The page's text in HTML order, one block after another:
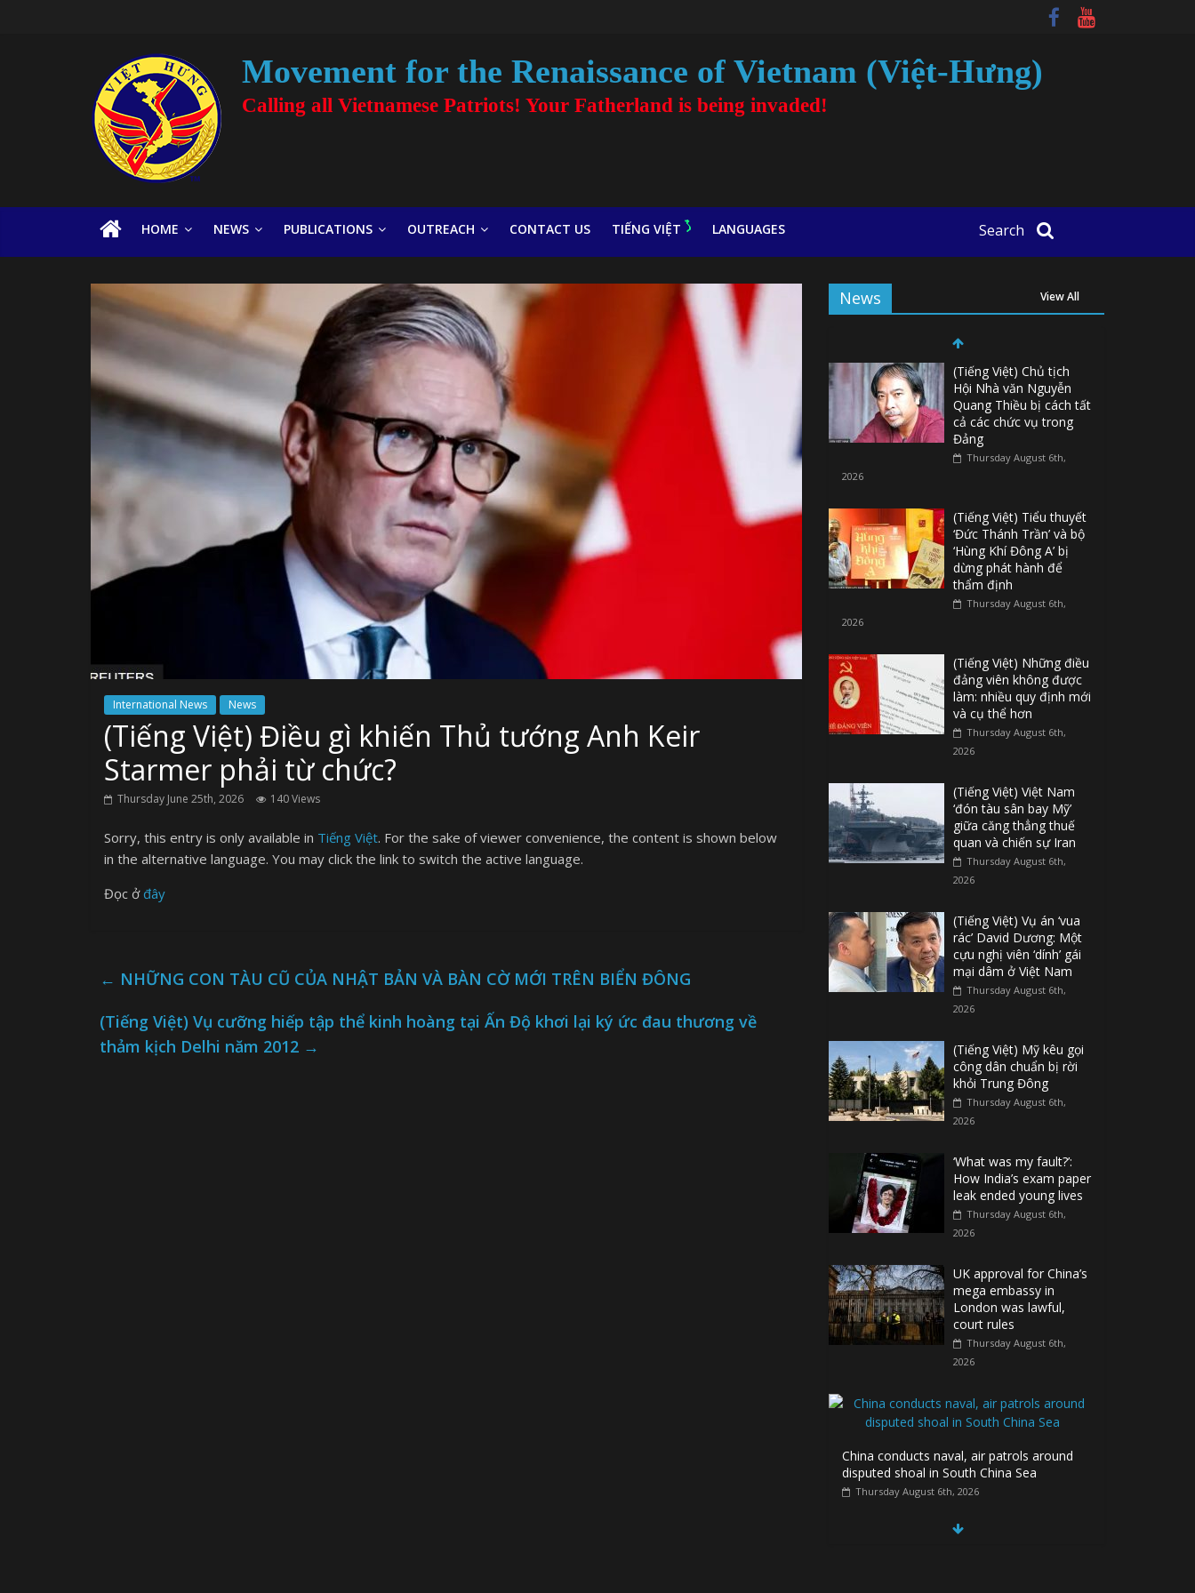
Movement for the Renaissance of Vietnam (Việt-Hưng)
Calling all Vietnamese Patriots! Your Fatherland is being invaded!
HOME NEWS PUBLICATIONS OUTREACH CONTACT US TIẾNG VIỆT LANGUAGES Search
International News News
(Tiếng Việt) Điều gì khiến Thủ tướng Anh Keir
Starmer phải từ chức?
Thursday June 25th, 2026 140 Views
Sorry, this entry is only available in Tiếng Việt. For the sake of viewer convenience, the content is shown below
in the alternative language. You may click the link to switch the active language.
Đọc ởđây
← NHỮNG CON TÀU CŨ CỦA NHẬT BẢN VÀ BÀN CỜ MỚI TRÊN BIỂN ĐÔNG
(Tiếng Việt) Vụ cưỡng hiếp tập thể kinh hoàng tại Ấn Độ khơi lại ký ức đau thương về
thảm kịch Delhi năm 2012 →
News View All
(Tiếng Việt) Chủ tịch
Hội Nhà văn Nguyễn
Quang Thiều bị cách tất
cả các chức vụ trong
Đảng
Thursday August 6th,
2026
(Tiếng Việt) Tiểu thuyết
‘Đức Thánh Trần’ và bộ
‘Hùng Khí Đông A’ bị
dừng phát hành để
thẩm định
Thursday August 6th,
2026
(Tiếng Việt) Những điều
đảng viên không được
làm: nhiều quy định mới
và cụ thể hơn
Thursday August 6th,
2026
(Tiếng Việt) Việt Nam
‘đón tàu sân bay Mỹ’
giữa căng thẳng thuế
quan và chiến sự Iran
Thursday August 6th,
2026
(Tiếng Việt) Vụ án ‘vua
rác’ David Dương: Một
cựu nghị viên ‘dính’ gái
mại dâm ở Việt Nam
Thursday August 6th,
2026
(Tiếng Việt) Mỹ kêu gọi
công dân chuẩn bị rời
khỏi Trung Đông
Thursday August 6th,
2026
‘What was my fault?’:
How India’s exam paper
leak ended young lives
Thursday August 6th,
2026
UK approval for China’s
mega embassy in
London was lawful,
court rules
Thursday August 6th,
2026
China conducts naval, air patrols around
disputed shoal in South China Sea
Thursday August 6th, 2026